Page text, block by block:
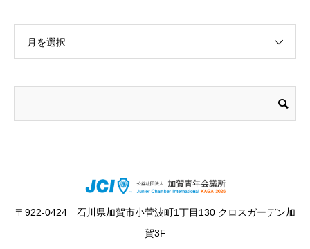
月を選択
〒922-0424 石川県加賀市小菅波町1丁目130 クロスガーデン加
賀3F